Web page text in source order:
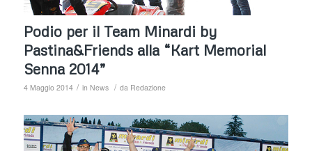
Podio per il Team Minardi by
Pastina&Friends alla “Kart Memorial
Senna 2014”
4 Maggio 2014 / in News / da Redazione